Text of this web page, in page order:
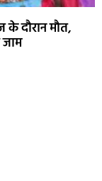
दौरान मौत,